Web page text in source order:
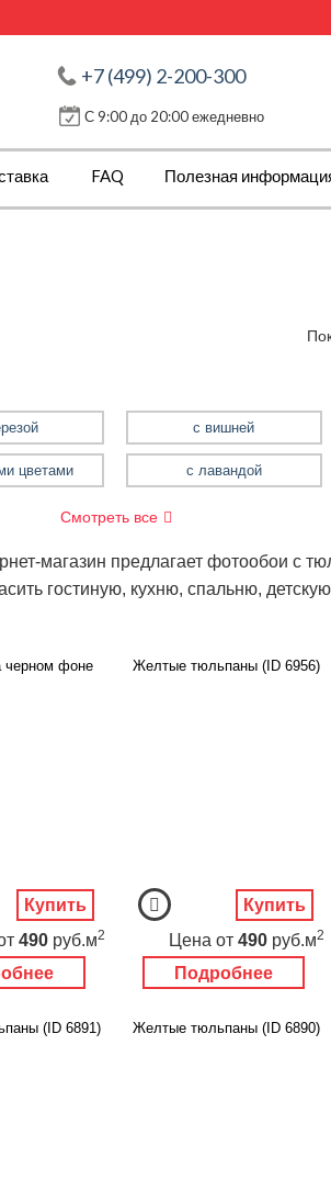
+7 (499) 2-200-300
С 9:00 до 20:00 ежедневно
FAQ Полезная
с вишней
цветами с лавандой
Смотреть все
магазин предлагает фотообои с
гостиную, кухню, спальню,
черном фоне
490 руб.м2
Купить
Желтые тюльпаны (ID 6956)
Подробнее
Цена от 490 руб.м2
Купить
(ID 6891) Желтые тюльпаны (ID 6890)